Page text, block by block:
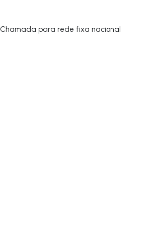
Chamada para rede fixa nacional